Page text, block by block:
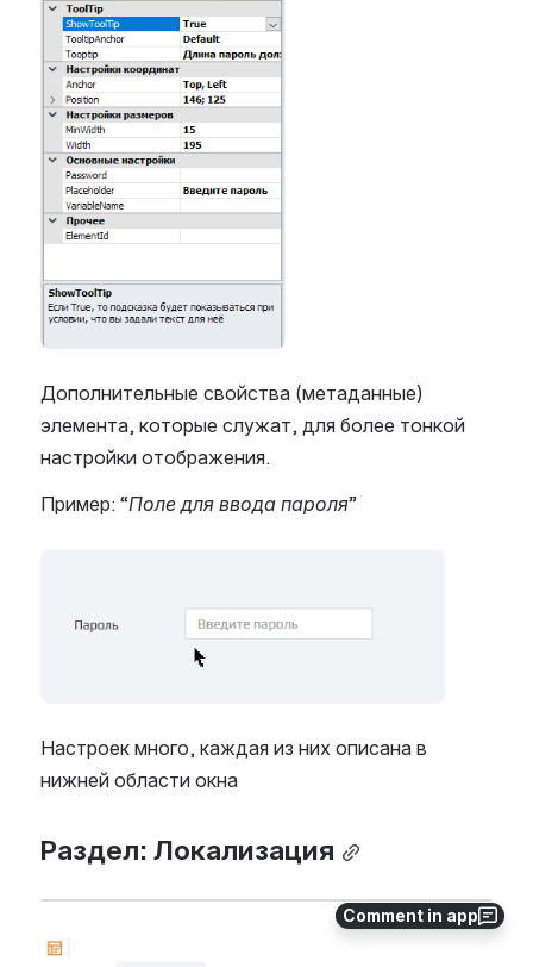
Comment in app
Дополнительные свойства (метаданные)
элемента, которые служат, для более тонкой
настройки отображения.
Пример: “Поле для ввода пароля”
Настроек много, каждая из них описана в
нижней области окна
Раздел: Локализация
Open